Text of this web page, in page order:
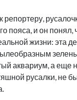
репортеру,
пояса, и он понял,
жизни: эта
аквариум, а еще
русалки, не